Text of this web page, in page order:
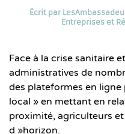
Écrit par
Entreprises et
Face à la crise sanitaire
administratives de
des plateformes en
local » en mettant en
proximité, agriculteurs
d »horizon.